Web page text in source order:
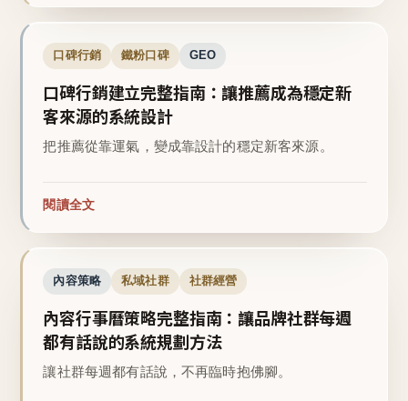
口碑行銷 鐵粉口碑 GEO
口碑行銷建立完整指南：讓推薦成為穩定新
客來源的系統設計
把推薦從靠運氣，變成靠設計的穩定新客來源。
閱讀全文
內容策略 私域社群 社群經營
內容行事曆策略完整指南：讓品牌社群每週
都有話說的系統規劃方法
讓社群每週都有話說，不再臨時抱佛腳。